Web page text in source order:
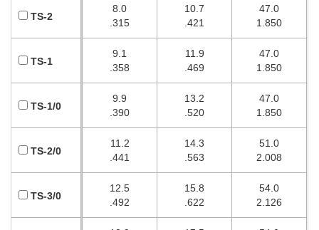
8.0
.315
10.7
.421
47.0
1.850
9.1
.358
11.9
.469
47.0
1.850
9.9
.390
13.2
.520
47.0
1.850
11.2
.441
14.3
.563
51.0
2.008
12.5
.492
15.8
.622
54.0
2.126
TS-2
TS-1
TS-1/0
TS-2/0
TS-3/0